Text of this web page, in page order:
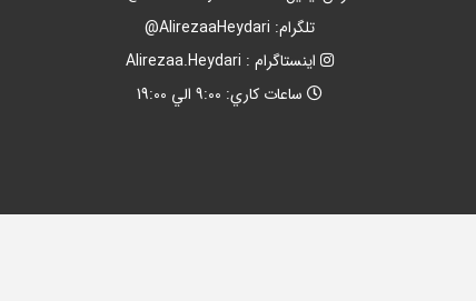
تلگرام: AlirezaaHeydari@
اينستاگرام : Alirezaa.Heydari
ساعات کاري: 9:00 الي 19:00